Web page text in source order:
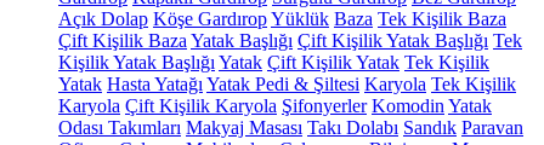
Açık Dolap Köşe GardıropYüklük Baza Tek Kişilik Baza
Çift Kişilik Baza Yatak Başlığı Çift Kişilik Yatak Başlığı Tek
Kişilik Yatak Başlığı Yatak Çift Kişilik Yatak Tek Kişilik
Yatak Hasta Yatağı Yatak Pedi & Şiltesi Karyola Tek Kişilik
Karyola Çift Kişilik Karyola Şifonyerler Komodin Yatak
Odası Takımları Makyaj Masası Takı Dolabı Sandık Paravan